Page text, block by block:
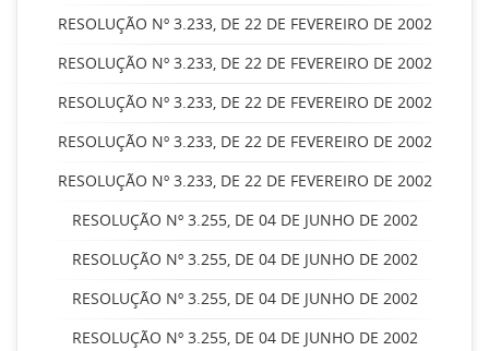
RESOLUÇÃO Nº 3.233, DE 22 DE FEVEREIRO DE 2002
RESOLUÇÃO Nº 3.233, DE 22 DE FEVEREIRO DE 2002
RESOLUÇÃO Nº 3.233, DE 22 DE FEVEREIRO DE 2002
RESOLUÇÃO Nº 3.233, DE 22 DE FEVEREIRO DE 2002
RESOLUÇÃO Nº 3.233, DE 22 DE FEVEREIRO DE 2002
RESOLUÇÃO Nº 3.255, DE 04 DE JUNHO DE 2002
RESOLUÇÃO Nº 3.255, DE 04 DE JUNHO DE 2002
RESOLUÇÃO Nº 3.255, DE 04 DE JUNHO DE 2002
RESOLUÇÃO Nº 3.255, DE 04 DE JUNHO DE 2002